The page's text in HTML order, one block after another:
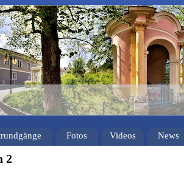
Fotos Videos News
2